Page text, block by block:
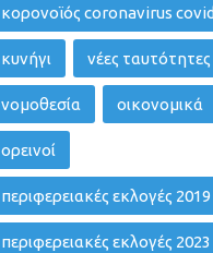
κορονοϊός coronavirus
κυνήγι νέες ταυτότητες
νομοθεσία οικονομικά
ορεινοί
περιφερειακές εκλογές 2019
περιφερειακές εκλογές 2023